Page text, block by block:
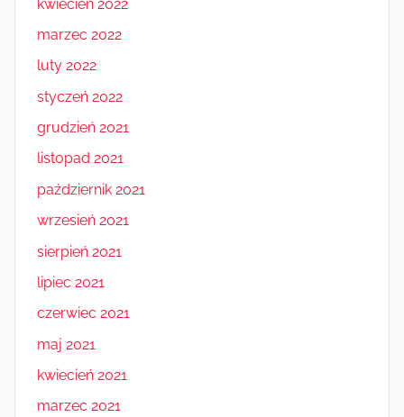
kwiecień 2022
marzec 2022
luty 2022
styczeń 2022
grudzień 2021
listopad 2021
październik 2021
wrzesień 2021
sierpień 2021
lipiec 2021
czerwiec 2021
maj 2021
kwiecień 2021
marzec 2021